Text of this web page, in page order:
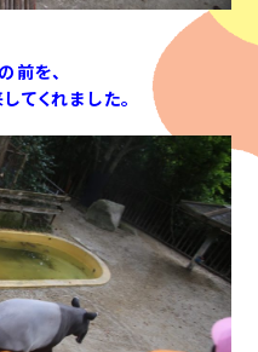
前を、
てくれました。